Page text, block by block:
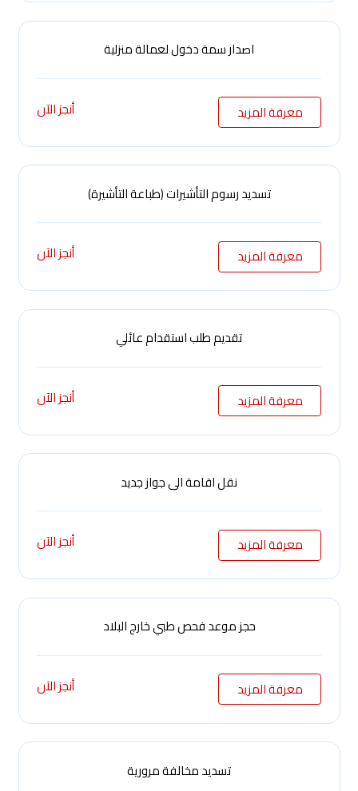
اصدار سمة دخول لعمالة منزلية
أنجز الآن معرفة المزيد
تسديد رسوم التأشيرات (طباعة التأشيرة)
أنجز الآن معرفة المزيد
تقديم طلب استقدام عائلي
أنجز الآن معرفة المزيد
نقل اقامة الى جواز جديد
أنجز الآن معرفة المزيد
حجز موعد فحص طبي خارج البلاد
أنجز الآن معرفة المزيد
تسديد مخالفة مرورية